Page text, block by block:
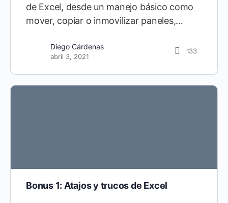
de Excel, desde un manejo básico como
mover, copiar o inmovilizar paneles,…
Diego Cárdenas
abril 3, 2021
133
Bonus 1: Atajos y trucos de Excel